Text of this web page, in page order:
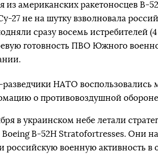
из американских ракетоносцев B-
27 не на шутку взволновала
сразу восемь истребителей
готовность ПВО Южного
НАТО воспользовались
о противовоздушной
в украинском небе летали
B-52H Stratofortresses. Они
российскую военную активность